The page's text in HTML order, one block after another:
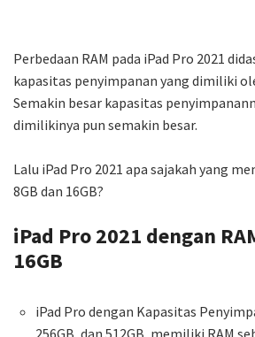
Perbedaan RAM pada iPad Pro 2021
kapasitas penyimpanan yang dimiliki
Semakin besar kapasitas
dimilikinya pun semakin besar.
Lalu iPad Pro 2021 apa sajakah yang
8GB dan 16GB?
iPad Pro 2021 dengan
16GB
iPad Pro dengan Kapasitas
256GB, dan 512GB, memiliki RAM